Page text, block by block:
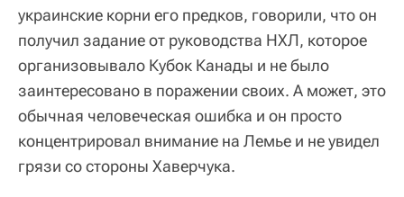
украинские корни его предков, говорили, что он
получил задание от руководства НХЛ, которое
организовывало Кубок Канады и не было
заинтересовано в поражении своих. А может, это
обычная человеческая ошибка и он просто
концентрировал внимание на Лемье и не увидел
грязи со стороны Хаверчука.